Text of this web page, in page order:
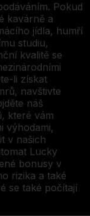
Pokud
kavárně a
jídla, humří
studiu,
kvalitě se
li získat
navštivte
náš
které vám
výhodami,
v našich
Lucky
bonusy v
rizika a také
se také počítají